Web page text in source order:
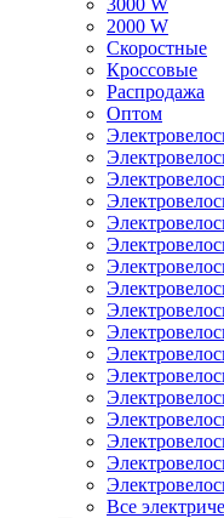
3000 W
2000 W
Скоростные
Кроссовые
Распродажа
Оптом
Все